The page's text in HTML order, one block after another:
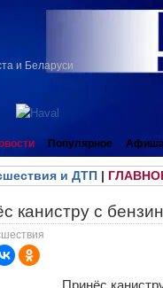
и Беларуси
Популярное
и ДТП|
канистру с